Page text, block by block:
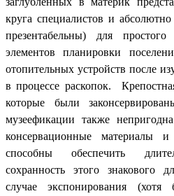
круга специалистов и
презентабельны) для
элементов планировки
отопительных устройств после
в процессе раскопок.
которые были
музеефикации также
консервационные материалы
способны обеспечить
сохранность этого знакового
случае экспонирования